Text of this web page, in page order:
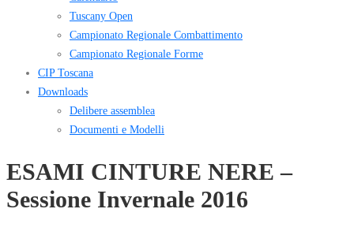
Tuscany Open
Campionato Regionale Combattimento
Campionato Regionale Forme
CIP Toscana
Downloads
Delibere assemblea
Documenti e Modelli
ESAMI CINTURE NERE –
Sessione Invernale 2016